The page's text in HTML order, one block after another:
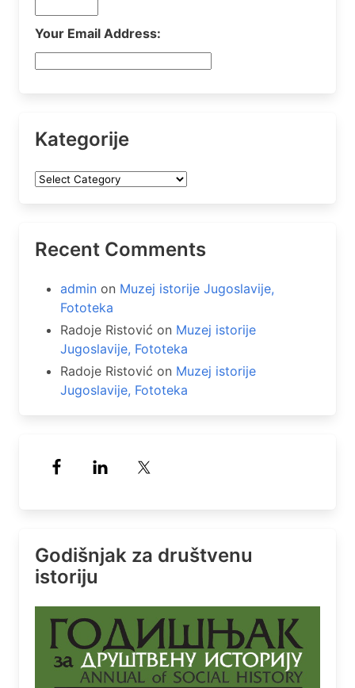
Your Email Address:
Kategorije
Kategorije
Recent Comments
admin on Muzej istorije Jugoslavije,
Fototeka
Radoje Ristović on Muzej istorije
Jugoslavije, Fototeka
Radoje Ristović on Muzej istorije
Jugoslavije, Fototeka
Godišnjak za društvenu
istoriju